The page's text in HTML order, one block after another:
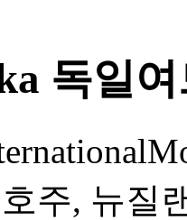
독일
주, 뉴질